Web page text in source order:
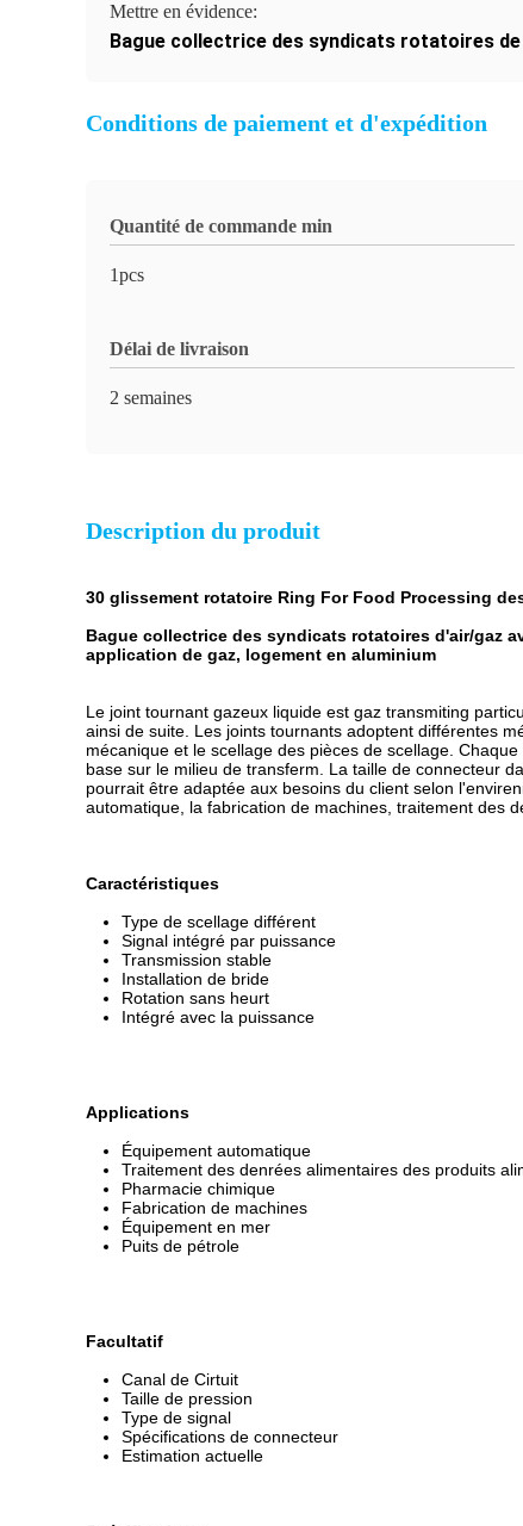
Mettre en évidence:
Bague collectrice des syndicats rotatoires
Conditions de paiement et d'expédition
Quantité de commande min
1pcs
Délai de livraison
2 semaines
Description du produit
30 glissement rotatoire Ring For Food Processing
Bague collectrice des syndicats rotatoires d'air/gaz
application de gaz, logement en aluminium
Le joint tournant gazeux liquide est gaz transmiting
ainsi de suite. Les joints tournants adoptent différentes
mécanique et le scellage des pièces de scellage.
base sur le milieu de transferm. La taille de connecteur
pourrait être adaptée aux besoins du client selon
automatique, la fabrication de machines, traitement des
Caractéristiques
Type de scellage différent
Signal intégré par puissance
Transmission stable
Installation de bride
Rotation sans heurt
Intégré avec la puissance
Applications
Équipement automatique
Traitement des denrées alimentaires des produits
Pharmacie chimique
Fabrication de machines
Équipement en mer
Puits de pétrole
Facultatif
Canal de Cirtuit
Taille de pression
Type de signal
Spécifications de connecteur
Estimation actuelle